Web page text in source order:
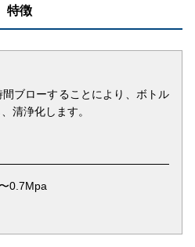
特徴
ブローすることにより、ボトル
清浄化します。
0.7Mpa